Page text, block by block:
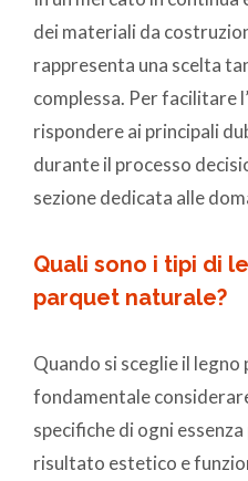
dei materiali da
rappresenta una scelta
complessa. Per facilitare
rispondere ai principali
durante il processo
sezione dedicata alle
Quali sono i tipi di
parquet naturale?
Quando si sceglie il
fondamentale
specifiche di ogni
risultato estetico e